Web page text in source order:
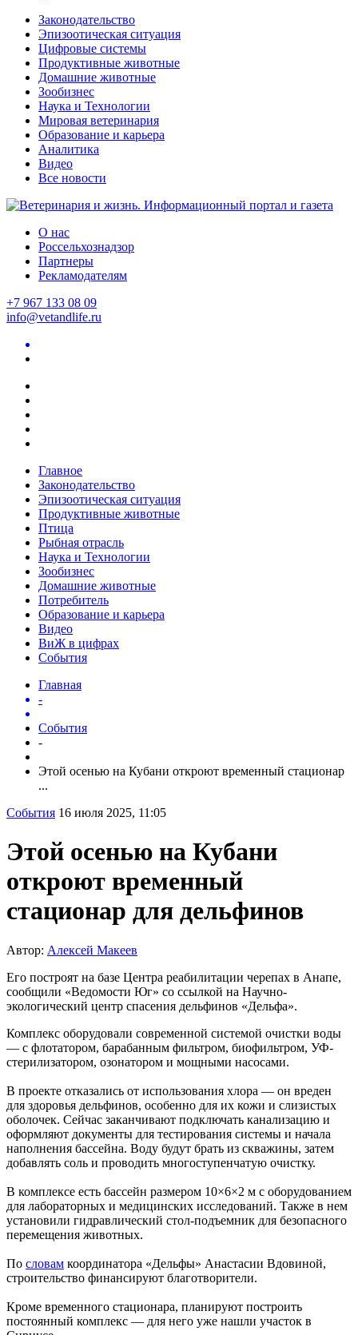
Законодательство
Эпизоотическая ситуация
Цифровые системы
Продуктивные животные
Домашние животные
Зообизнес
Наука и Технологии
Мировая ветеринария
Образование и карьера
Аналитика
Видео
Все новости
О нас
Россельхознадзор
Партнеры
Рекламодателям
+7 967 133 08 09
info@vetandlife.ru
Главное
Законодательство
Эпизоотическая ситуация
Продуктивные животные
Птица
Рыбная отрасль
Наука и Технологии
Зообизнес
Домашние животные
Потребитель
Образование и карьера
Видео
ВиЖ в цифрах
События
Главная
-
События
-
Этой осенью на Кубани откроют временный стационар
...
События 16 июля 2025, 11:05
Этой осенью на Кубани
откроют временный
стационар для дельфинов
Автор: Алексей Макеев
Его построят на базе Центра реабилитации черепах в Анапе,
сообщили «Ведомости Юг» со ссылкой на Научно-
экологический центр спасения дельфинов «Дельфа».
Комплекс оборудовали современной системой очистки воды
— с флотатором, барабанным фильтром, биофильтром, УФ-
стерилизатором, озонатором и мощными насосами.
В проекте отказались от использования хлора — он вреден
для здоровья дельфинов, особенно для их кожи и слизистых
оболочек. Сейчас заканчивают подключать канализацию и
оформляют документы для тестирования системы и начала
наполнения бассейна. Воду будут брать из скважины, затем
добавлять соль и проводить многоступенчатую очистку.
В комплексе есть бассейн размером 10×6×2 м с оборудованием
для лабораторных и медицинских исследований. Также в нем
установили гидравлический стол-подъемник для безопасного
перемещения животных.
По словам координатора «Дельфы» Анастасии Вдовиной,
строительство финансируют благотворители.
Кроме временного стационара, планируют построить
постоянный комплекс — для него уже нашли участок в